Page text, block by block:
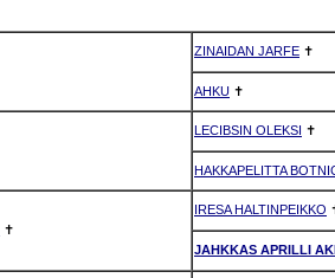
ZINAIDAN JARFE ✝
AHKU ✝
LECIBSIN OLEKSI ✝
HAKKAPELITTA
✝
IRESA HALTINPEIKKO
JAHKKAS APRILLI